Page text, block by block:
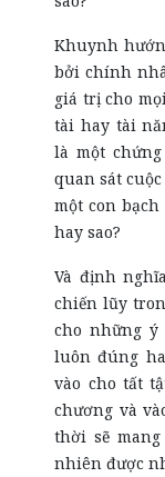
Khuynh
bởi chính
giá trị cho
tài hay tài
là một
quan sát
một con
hay sao?
Và định
chiến lũy
cho những
luôn đúng
vào cho tất
chương và
thời sẽ
nhiên được